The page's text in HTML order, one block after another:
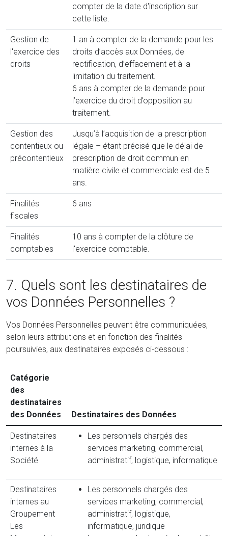
compter de la date d'inscription sur
cette liste.
Gestion de
l'exercice des
droits
1 an à compter de la demande pour les
droits d’accès aux Données, de
rectification, d’effacement et à la
limitation du traitement.
6 ans à compter de la demande pour
l’exercice du droit d’opposition au
traitement.
Gestion des
contentieux ou
précontentieux
Jusqu’à l’acquisition de la prescription
légale – étant précisé que le délai de
prescription de droit commun en
matière civile et commerciale est de 5
ans.
Finalités
fiscales
6 ans
Finalités
comptables
10 ans à compter de la clôture de
l'exercice comptable.
7. Quels sont les destinataires de
vos Données Personnelles ?
Vos Données Personnelles peuvent être communiquées,
selon leurs attributions et en fonction des finalités
poursuivies, aux destinataires exposés ci-dessous :
Catégorie
des
destinataires
des Données
Destinataires des Données
Destinataires
internes à la
Société
Les personnels chargés des
services marketing, commercial,
administratif, logistique, informatique
Destinataires
internes au
Groupement
Les
Les personnels chargés des
services marketing, commercial,
administratif, logistique,
informatique, juridique